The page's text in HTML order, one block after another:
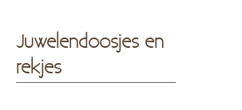
Juwelendoosjes en
rekjes